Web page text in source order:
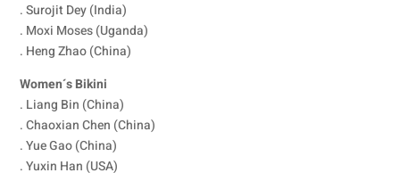
. Surojit Dey (India)
. Moxi Moses (Uganda)
. Heng Zhao (China)
Women´s Bikini
. Liang Bin (China)
. Chaoxian Chen (China)
. Yue Gao (China)
. Yuxin Han (USA)